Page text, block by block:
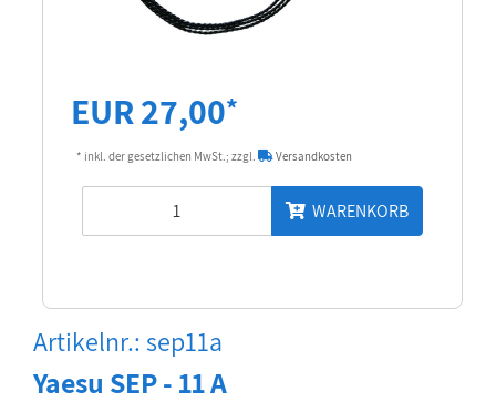
EUR 27,00*
* inkl. der gesetzlichen MwSt.; zzgl. Versandkosten
WARENKORB
Artikelnr.: sep11a
Yaesu SEP - 11 A